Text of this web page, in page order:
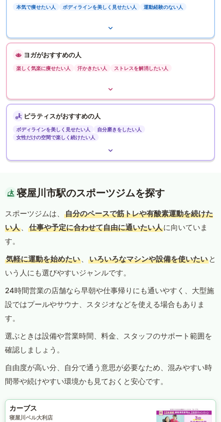
本気で痩せたい人 ボディラインを美しく見せたい人 運動経験のない人
ヨガがおすすめの人
楽しく気楽に痩せたい人 汗かきたい人 ストレスを解消したい人
ピラティスがおすすめの人
ボディラインを美しく見せたい人
自分磨きをしたい人
女性だけの空間で楽しく続けたい人
寝屋川市駅のスポーツジムを探す
スポーツジムは、
自分のペースで筋トレや有酸素運動を続けた
い人 、 仕事や予定に合わせて自由に通いたい人に向いていま
す。
気軽に運動を始めたい 、 いろいろなマシンや設備を使いたい と
いう人にも選びやすいジャンルです。
24時間営業の店舗なら早朝や仕事帰りにも通いやすく、大型施
設ではプールやサウナ、スタジオなどを使える場合もありま
す。
選ぶときは設備や営業時間、料金、スタッフのサポート範囲を
確認しましょう。
自由度が高い分、自分で通う意思が必要なため、混みやすい時
間帯や続けやすい環境かも見ておくと安心です。
カーブス
寝屋川ベル大利店